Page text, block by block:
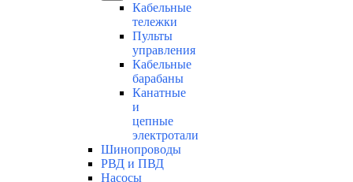
Кабельные
тележки
Пульты
управления
Кабельные
барабаны
Канатные
и
цепные
электротали
Шинопроводы
РВД и ПВД
Насосы